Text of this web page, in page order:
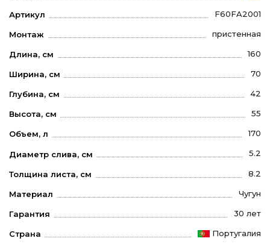
Артикул F60FA2001
Монтаж пристенная
Длина, см 160
Ширина, см 70
Глубина, см 42
Высота, см 55
Объем, л 170
Диаметр слива, см 5.2
Толщина листа, см 8.2
Материал Чугун
Гарантия 30 лет
Страна Португалия